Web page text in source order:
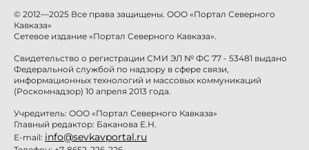
© 2012—2025 Все права защищены. ООО «Портал Северного
Кавказа»
Сетевое издание «Портал Северного Кавказа».
Свидетельство о регистрации СМИ ЭЛ № ФС 77 - 53481 выдано
Федеральной службой по надзору в сфере связи,
информационных технологий и массовых коммуникаций
(Роскомнадзор) 10 апреля 2013 года.
Учредитель: ООО «Портал Северного Кавказа»
Главный редактор: Баканова Е.Н.
E-mail: info@sevkavportal.ru